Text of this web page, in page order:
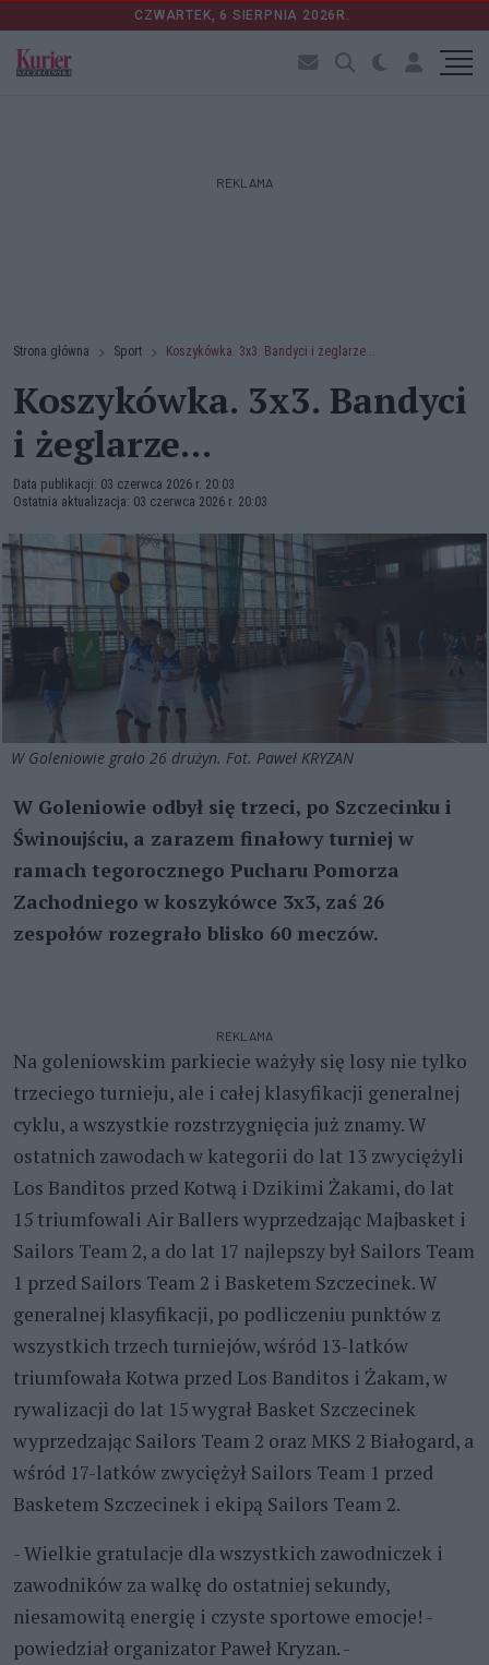
CZWARTEK, 6 SIERPNIA 2026R.
REKLAMA
Strona główna Sport Koszykówka. 3x3. Bandyci i żeglarze...
Koszykówka. 3x3. Bandyci
i żeglarze...
Data publikacji: 03 czerwca 2026 r. 20:03
Ostatnia aktualizacja: 03 czerwca 2026 r. 20:03
W Goleniowie grało 26 drużyn. Fot. Paweł KRYZAN
W Goleniowie odbył się trzeci, po Szczecinku i
Świnoujściu, a zarazem finałowy turniej w
ramach tegorocznego Pucharu Pomorza
Zachodniego w koszykówce 3x3, zaś 26
zespołów rozegrało blisko 60 meczów.
REKLAMA
Na goleniowskim parkiecie ważyły się losy nie tylko
trzeciego turnieju, ale i całej klasyfikacji generalnej
cyklu, a wszystkie rozstrzygnięcia już znamy. W
ostatnich zawodach w kategorii do lat 13 zwyciężyli
Los Banditos przed Kotwą i Dzikimi Żakami, do lat
15 triumfowali Air Ballers wyprzedzając Majbasket i
Sailors Team 2, a do lat 17 najlepszy był Sailors Team
1 przed Sailors Team 2 i Basketem Szczecinek. W
generalnej klasyfikacji, po podliczeniu punktów z
wszystkich trzech turniejów, wśród 13-latków
triumfowała Kotwa przed Los Banditos i Żakam, w
rywalizacji do lat 15 wygrał Basket Szczecinek
wyprzedzając Sailors Team 2 oraz MKS 2 Białogard, a
wśród 17-latków zwyciężył Sailors Team 1 przed
Basketem Szczecinek i ekipą Sailors Team 2.
- Wielkie gratulacje dla wszystkich zawodniczek i
zawodników za walkę do ostatniej sekundy,
niesamowitą energię i czyste sportowe emocje! -
powiedział organizator Paweł Kryzan. -